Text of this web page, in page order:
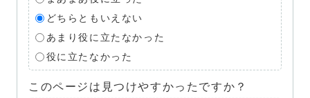
どちらともいえない
あまり役に立たなかった
役に立たなかった
このページは見つけやすかったですか？